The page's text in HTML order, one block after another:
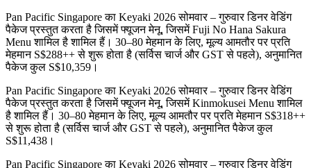
Pan Pacific Singapore का Keyaki 2026 सोमवार – गुरुवार डिनर वेडिंग
पैकेज प्रस्तुत करता है जिसमें फ्यूजन मेनू, जिसमें Fuji No Hana Sakura
Menu शामिल है शामिल हैं। 30–80 मेहमान के लिए, मूल्य आमतौर पर प्रति
मेहमान S$288++ से शुरू होता है (सर्विस चार्ज और GST से पहले), अनुमानित
पैकेज कुल S$10,359।
Pan Pacific Singapore का Keyaki 2026 सोमवार – गुरुवार डिनर वेडिंग
पैकेज प्रस्तुत करता है जिसमें फ्यूजन मेनू, जिसमें Kinmokusei Menu शामिल
है शामिल हैं। 30–80 मेहमान के लिए, मूल्य आमतौर पर प्रति मेहमान S$318++
से शुरू होता है (सर्विस चार्ज और GST से पहले), अनुमानित पैकेज कुल
S$11,438।
Pan Pacific Singapore का Keyaki 2026 सोमवार – गुरुवार डिनर वेडिंग